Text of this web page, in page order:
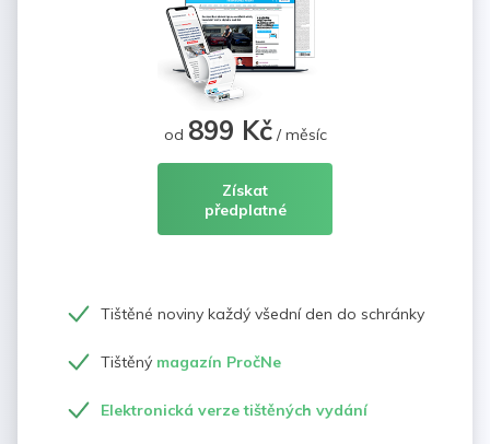
od 899 Kč/ měsíc
Získat
předplatné
Tištěné noviny každý všední den do schránky
Tištěný magazín PročNe
Elektronická verze tištěných vydání